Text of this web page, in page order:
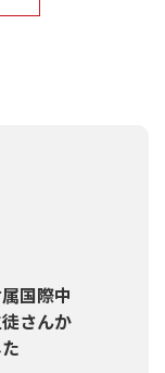
国際中
さんか